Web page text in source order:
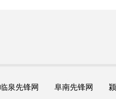
临泉先锋网 阜南先锋网